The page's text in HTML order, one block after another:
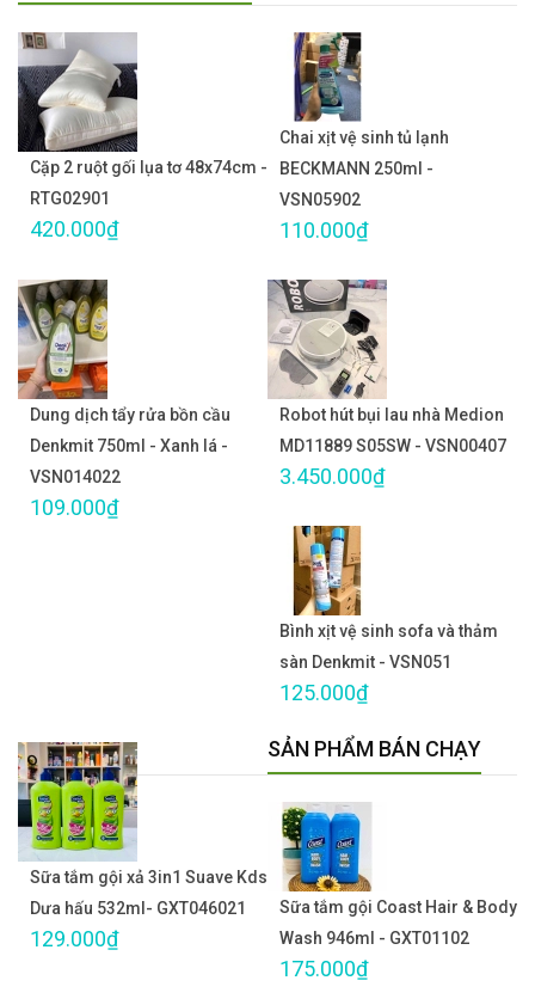
Cặp 2 ruột gối lụa tơ 48x74cm -
RTG02901
420.000₫
Chai xịt vệ sinh tủ lạnh
BECKMANN 250ml -
VSN05902
110.000₫
Dung dịch tẩy rửa bồn cầu
Denkmit 750ml - Xanh lá -
VSN014022
109.000₫
Robot hút bụi lau nhà Medion
MD11889 S05SW - VSN00407
3.450.000₫
Bình xịt vệ sinh sofa và thảm
sàn Denkmit - VSN051
125.000₫
Sữa tắm gội xả 3in1 Suave Kds
Dưa hấu 532ml- GXT046021
129.000₫
SẢN PHẨM BÁN CHẠY
Sữa tắm gội Coast Hair & Body
Wash 946ml - GXT01102
175.000₫